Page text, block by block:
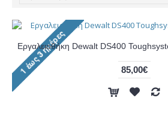
Εργαλειοθήκη Dewalt DS400
85,00€